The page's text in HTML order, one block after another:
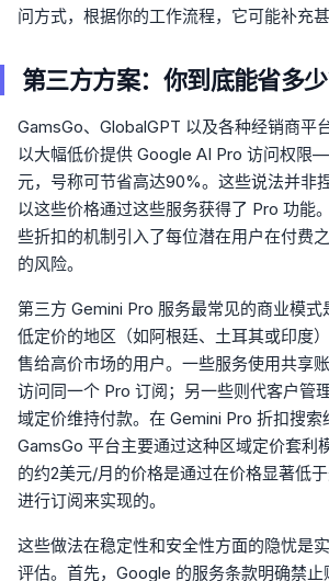
问方式，根据你的工作流程，它可能补充
第三方方案：你到底能省多少
GamsGo、GlobalGPT 以及各种经销商平
以大幅低价提供 Google AI Pro 访问权限
元，号称可节省高达90%。这些说法并
以这些价格通过这些服务获得了 Pro 功能
些折扣的机制引入了每位潜在用户在付费
的风险。
第三方 Gemini Pro 服务最常见的商业模
低定价的地区（如阿根廷、土耳其或印度
售给高价市场的用户。一些服务使用共享
访问同一个 Pro 订阅；另一些则代客户管
域定价维持付款。在 Gemini Pro 折扣搜索
GamsGo 平台主要通过这种区域定价套利
的约2美元/月的价格是通过在价格显著低
进行订阅来实现的。
这些做法在稳定性和安全性方面的隐忧是
评估。首先，Google 的服务条款明确禁止